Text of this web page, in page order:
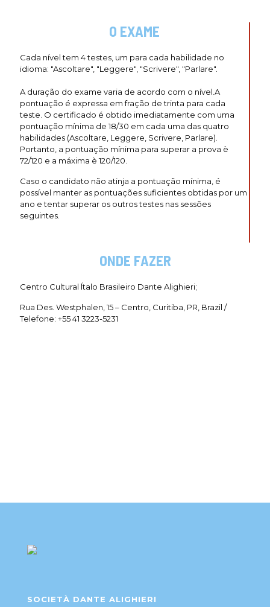
O EXAME
Cada nível tem 4 testes, um para cada habilidade no
idioma: "Ascoltare", "Leggere", "Scrivere", "Parlare".
A duração do exame varia de acordo com o nível.A
pontuação é expressa em fração de trinta para cada
teste. O certificado é obtido imediatamente com uma
pontuação mínima de 18/30 em cada uma das quatro
habilidades (Ascoltare, Leggere, Scrivere, Parlare).
Portanto, a pontuação mínima para superar a prova è
72/120 e a máxima è 120/120.
Caso o candidato não atinja a pontuação mínima, é
possível manter as pontuações suficientes obtidas por um
ano e tentar superar os outros testes nas sessões
seguintes.
ONDE FAZER
Centro Cultural Ítalo Brasileiro Dante Alighieri;
Rua Des. Westphalen, 15 – Centro, Curitiba, PR, Brazil /
Telefone: +55 41 3223-5231
SOCIETÀ DANTE ALIGHIERI